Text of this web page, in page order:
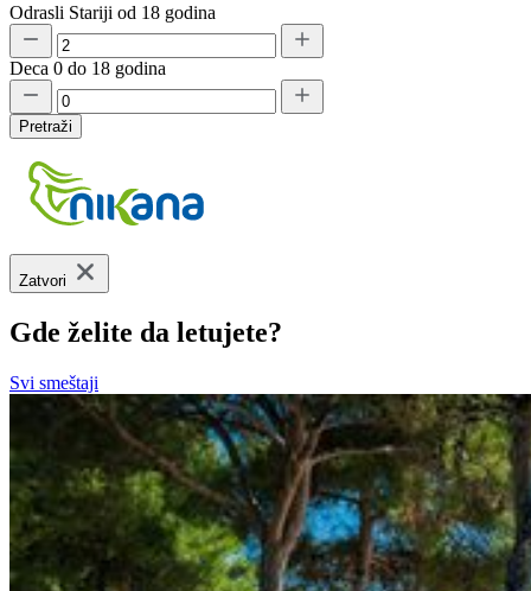
Odrasli Stariji od 18 godina
Deca 0 do 18 godina
Pretraži
Zatvori
Gde želite da letujete?
Svi smeštaji